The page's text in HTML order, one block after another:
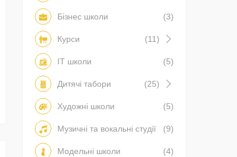
Бізнес школи (3)
Курси (11)
IT школи (5)
Дитячі табори (25)
Художні школи (5)
Музичні та вокальні студії (9)
Модельні школи
(4)